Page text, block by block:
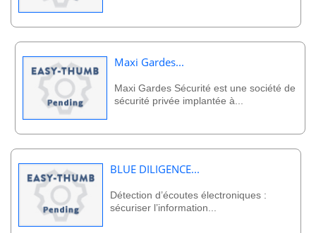
Maxi Gardes...
Maxi Gardes Sécurité est une société de
sécurité privée implantée à...
BLUE DILIGENCE...
Détection d’écoutes électroniques :
sécuriser l’information...